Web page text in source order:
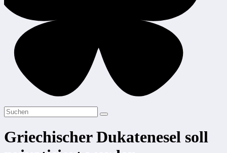
Griechischer Dukatenesel soll